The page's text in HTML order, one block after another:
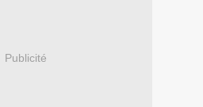
Publicité